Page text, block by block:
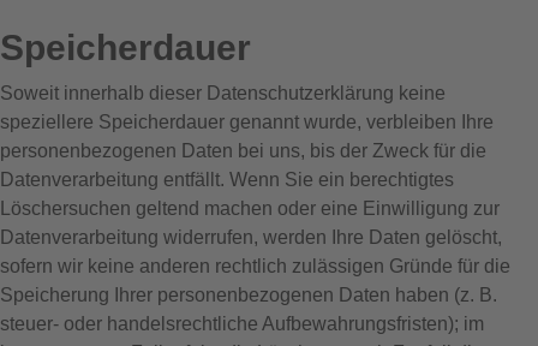
Speicherdauer
Soweit innerhalb dieser Datenschutzerklärung keine
speziellere Speicherdauer genannt wurde, verbleiben Ihre
personenbezogenen Daten bei uns, bis der Zweck für die
Datenverarbeitung entfällt. Wenn Sie ein berechtigtes
Löschersuchen geltend machen oder eine Einwilligung zur
Datenverarbeitung widerrufen, werden Ihre Daten gelöscht,
sofern wir keine anderen rechtlich zulässigen Gründe für die
Speicherung Ihrer personenbezogenen Daten haben (z. B.
steuer- oder handelsrechtliche Aufbewahrungsfristen); im